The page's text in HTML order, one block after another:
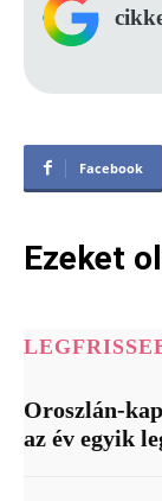
Facebook
Ezeket
Oroszlán-
az év egyik